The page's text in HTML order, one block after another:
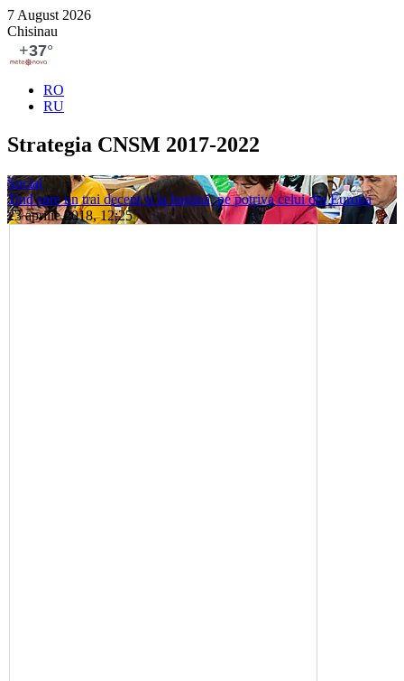
7 August 2026
Chisinau
RO
RU
Strategia CNSM 2017-2022
Social
Tind spre un trai decent şi la baştină, pe potriva celui din Europa
23 aprilie 2018, 12:25